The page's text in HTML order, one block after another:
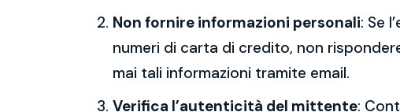
Non fornire informazioni personali: Se
numeri di carta di credito, non
mai tali informazioni tramite email.
Verifica l’autenticità del mittente: